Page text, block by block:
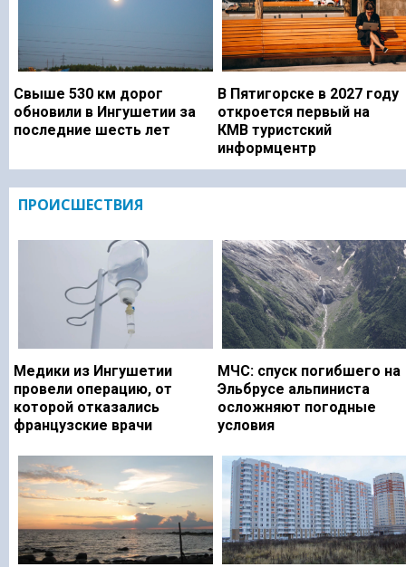
Свыше 530 км дорог
обновили в Ингушетии за
последние шесть лет
В Пятигорске в 2027 году
откроется первый на
КМВ туристский
информцентр
ПРОИСШЕСТВИЯ
Медики из Ингушетии
провели операцию, от
которой отказались
французские врачи
МЧС: спуск погибшего на
Эльбрусе альпиниста
осложняют погодные
условия